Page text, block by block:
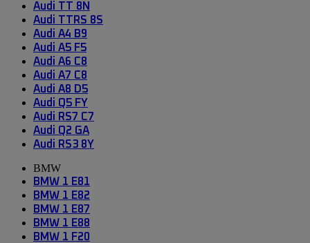
Audi TT 8N
Audi TTRS 8S
Audi A4 B9
Audi A5 F5
Audi A6 C8
Audi A7 C8
Audi A8 D5
Audi Q5 FY
Audi RS7 C7
Audi Q2 GA
Audi RS3 8Y
BMW
BMW 1 E81
BMW 1 E82
BMW 1 E87
BMW 1 E88
BMW 1 F20